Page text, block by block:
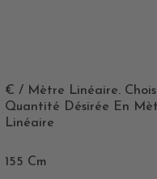
€ / Mètre Linéaire.
Quantité Désirée En
Linéaire
155 Cm